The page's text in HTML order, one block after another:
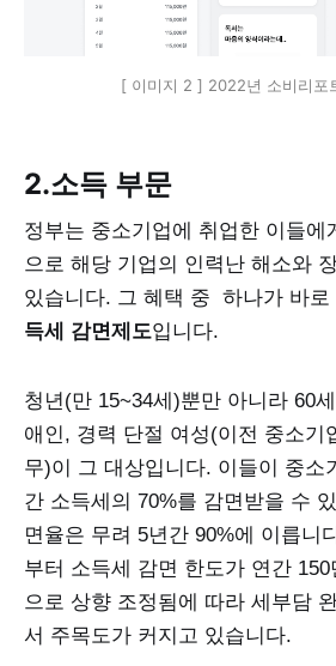
[ 이미지 2 ] 2022년 소비리포
2.소득 부문
정부는 중소기업에 취업한 이들에
으로 해당 기업의 인력난 해소와
있습니다. 그 혜택 중 하나가 바로
득세 감면제도입니다.
청년(만 15~34세)뿐만 아니라 60
애인, 경력 단절 여성(이전 중소기
무)이 그 대상입니다. 이들이 중소
간 소득세의 70%를 감면받을 수
면율은 무려 5년간 90%에 이릅니
부터 소득세 감면 한도가 연간
으로 상향 조정됨에 따라 세부담
서 주목도가 커지고 있습니다.